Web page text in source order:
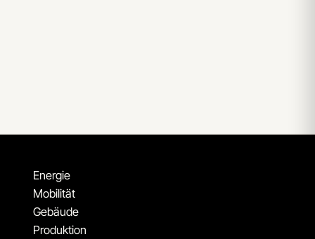
Energie
Mobilität
Gebäude
Produktion